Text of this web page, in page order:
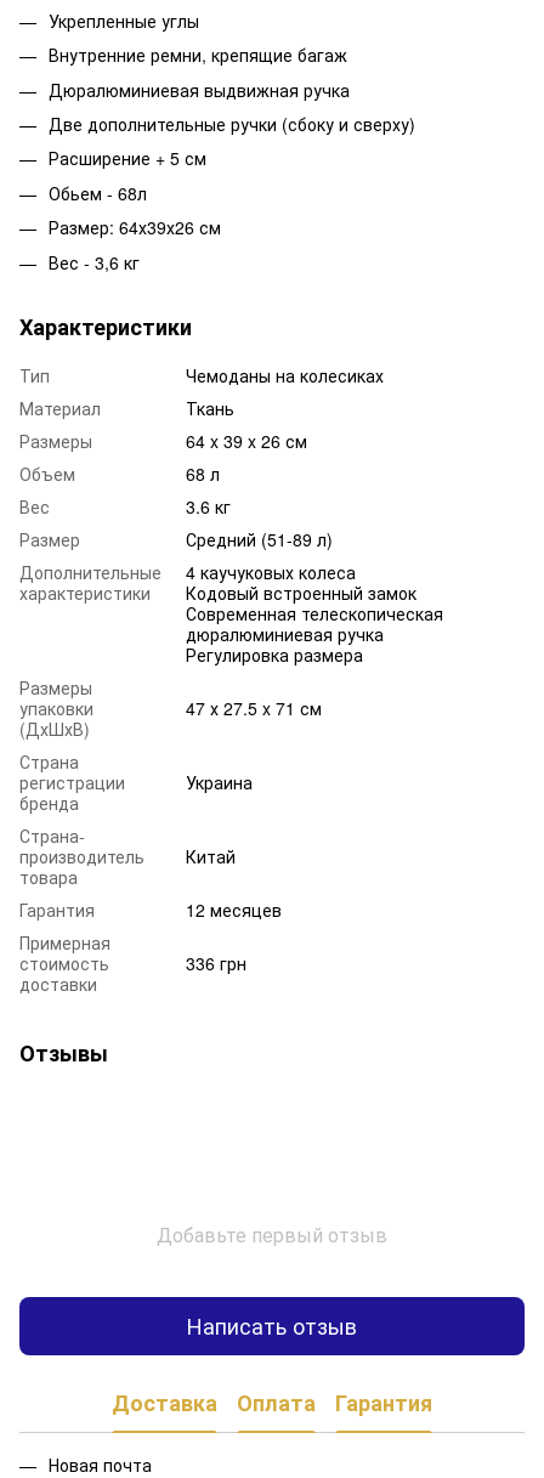
Укрепленные углы
Внутренние ремни, крепящие багаж
Дюралюминиевая выдвижная ручка
Две дополнительные ручки (сбоку и сверху)
Расширение + 5 см
Обьем - 68л
Размер: 64х39х26 см
Вес - 3,6 кг
Характеристики
Тип
Чемоданы на колесиках
Материал
Ткань
Размеры
64 x 39 x 26 см
Объем
68 л
Вес
3.6 кг
Размер
Средний (51-89 л)
Дополнительные
характеристики
4 каучуковых колеса
Кодовый встроенный замок
Современная телескопическая
дюралюминиевая ручка
Регулировка размера
Размеры
упаковки
(ДхШхВ)
47 х 27.5 x 71 см
Страна
регистрации
бренда
Украина
Страна-
производитель
товара
Китай
Гарантия
12 месяцев
Примерная
стоимость
доставки
336 грн
Отзывы
Добавьте первый отзыв
Написать отзыв
Доставка Оплата Гарантия
Новая почта